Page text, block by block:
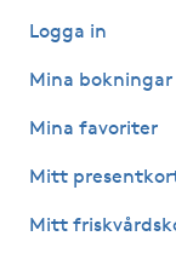
Klippning
Klippning
Logga in
Mina bokningar
Mina favoriter
Mitt
Mitt